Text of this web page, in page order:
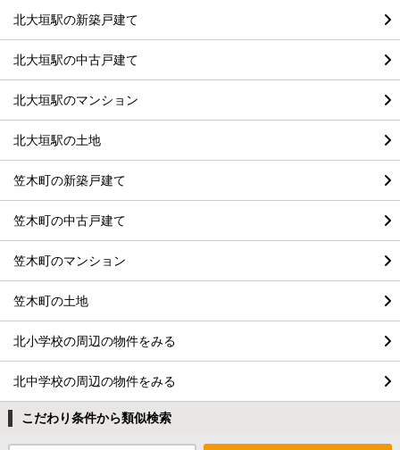
北大垣駅の新築戸建て
北大垣駅の中古戸建て
北大垣駅のマンション
北大垣駅の土地
笠木町の新築戸建て
笠木町の中古戸建て
笠木町のマンション
笠木町の土地
北小学校の周辺の物件をみる
北中学校の周辺の物件をみる
こだわり条件から類似検索